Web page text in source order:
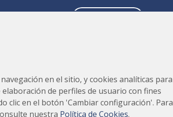
en el sitio, y cookies analíticas para
de perfiles de usuario con fines
clic en el botón 'Cambiar configuración'. Para
nuestra Política de Cookies.